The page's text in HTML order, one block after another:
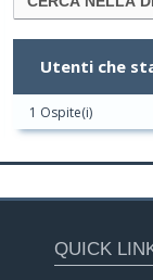
Utenti che
1 Ospite(i)
QUICK